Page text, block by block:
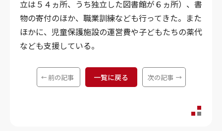
立は５４ヵ所、うち独立した図書館が６ヵ所）、書
物の寄付のほか、職業訓練なども行ってきた。また
ほかに、児童保護施設の運営費や子どもたちの薬代
なども支援している。
前の記事 一覧に戻る 次の記事